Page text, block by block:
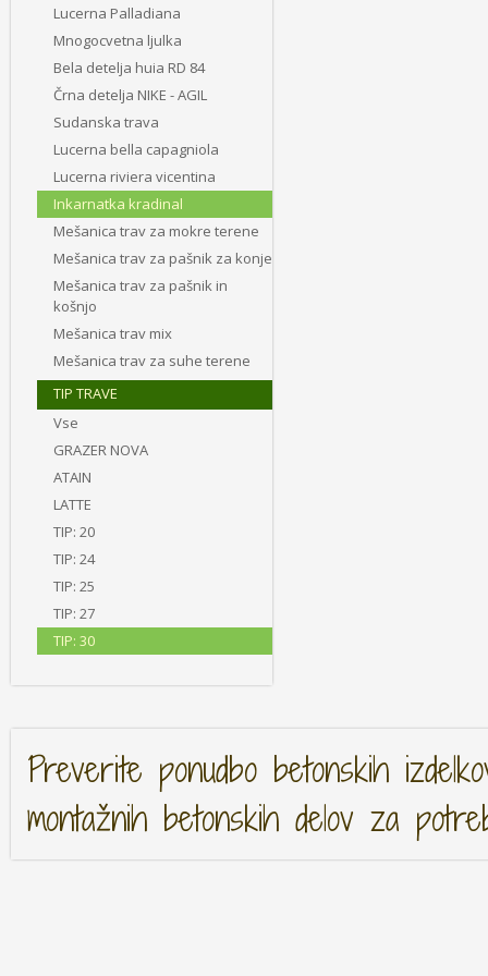
Lucerna Palladiana
Mnogocvetna ljulka
Bela detelja huia RD 84
Črna detelja NIKE - AGIL
Sudanska trava
Lucerna bella capagniola
Lucerna riviera vicentina
Inkarnatka kradinal
Mešanica trav za mokre terene
Mešanica trav za pašnik za konje
Mešanica trav za pašnik in
košnjo
Mešanica trav mix
Mešanica trav za suhe terene
TIP TRAVE
Vse
GRAZER NOVA
ATAIN
LATTE
TIP: 20
TIP: 24
TIP: 25
TIP: 27
TIP: 30
Preverite ponudbo betonskih
montažnih betonskih delov za